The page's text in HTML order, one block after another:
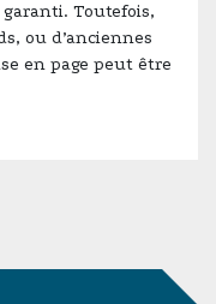
Toutefois,
ou d’anciennes
en page peut être